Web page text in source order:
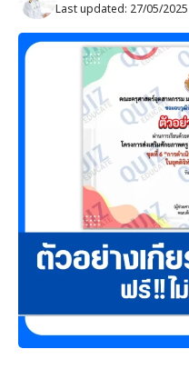
Last updated: 27/05/2025